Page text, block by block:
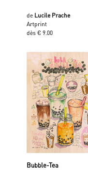
de Lucile Prache
Artprint
dès € 9.00
Bubble-Tea